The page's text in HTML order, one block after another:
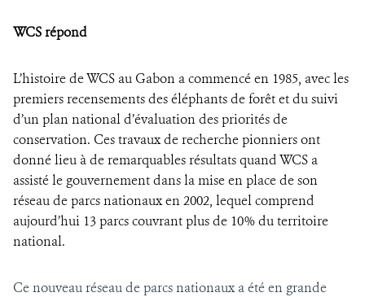
WCS répond
L’histoire de WCS au Gabon a commencé en 1985, avec les
premiers recensements des éléphants de forêt et du suivi
d’un plan national d’évaluation des priorités de
conservation. Ces travaux de recherche pionniers ont
donné lieu à de remarquables résultats quand WCS a
assisté le gouvernement dans la mise en place de son
réseau de parcs nationaux en 2002, lequel comprend
aujourd’hui 13 parcs couvrant plus de 10% du territoire
national.
Ce nouveau réseau de parcs nationaux a été en grande